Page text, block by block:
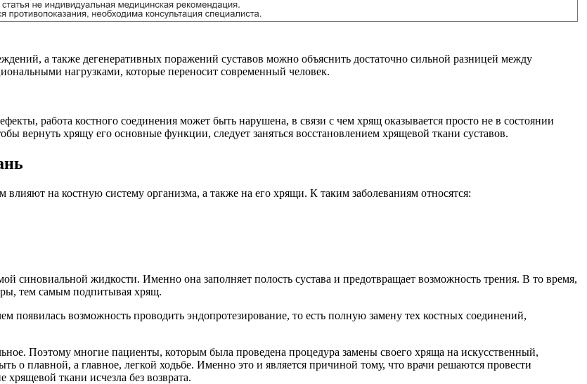
а также дегенеративных поражений суставов можно объяснить достаточно сильной разницей между
нагрузками, которые переносит современный человек.
работа костного соединения может быть нарушена, в связи с чем хрящ оказывается просто не в состоянии
вернуть хрящу его основные функции, следует заняться восстановлением хрящевой ткани суставов.
на костную систему организма, а также на его хрящи. К таким заболеваниям относятся:
синовиальной жидкости. Именно она заполняет полость сустава и предотвращает возможность трения. В то время,
тем самым подпитывая хрящ.
появилась возможность проводить эндопротезирование, то есть полную замену тех костных соединений,
Поэтому многие пациенты, которым была проведена процедура замены своего хряща на искусственный,
о плавной, а главное, легкой ходьбе. Именно это и является причиной тому, что врачи решаются провести
ткани исчезла без возврата.